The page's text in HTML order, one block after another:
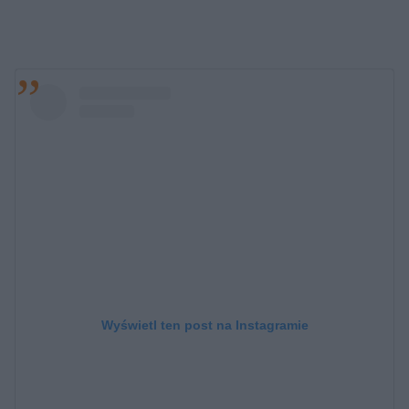
Wyświetl ten post na Instagramie